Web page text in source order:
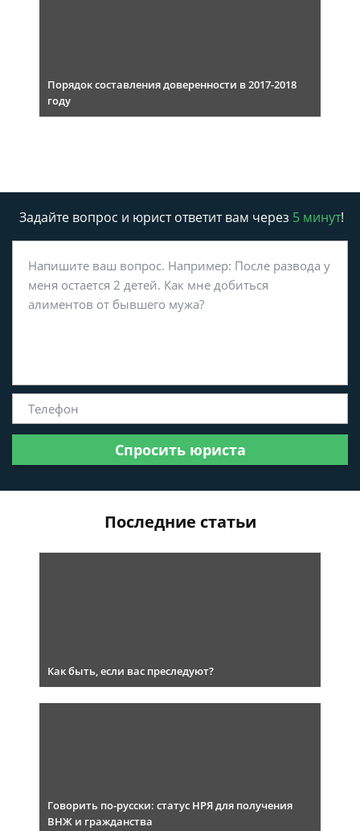
Порядок составления доверенности в 2017-2018
году
Задайте вопрос и юрист ответит вам через 5 минут!
Спросить юриста
Последние статьи
Как быть, если вас преследуют?
Говорить по-русски: статус НРЯ для получения
ВНЖ и гражданства